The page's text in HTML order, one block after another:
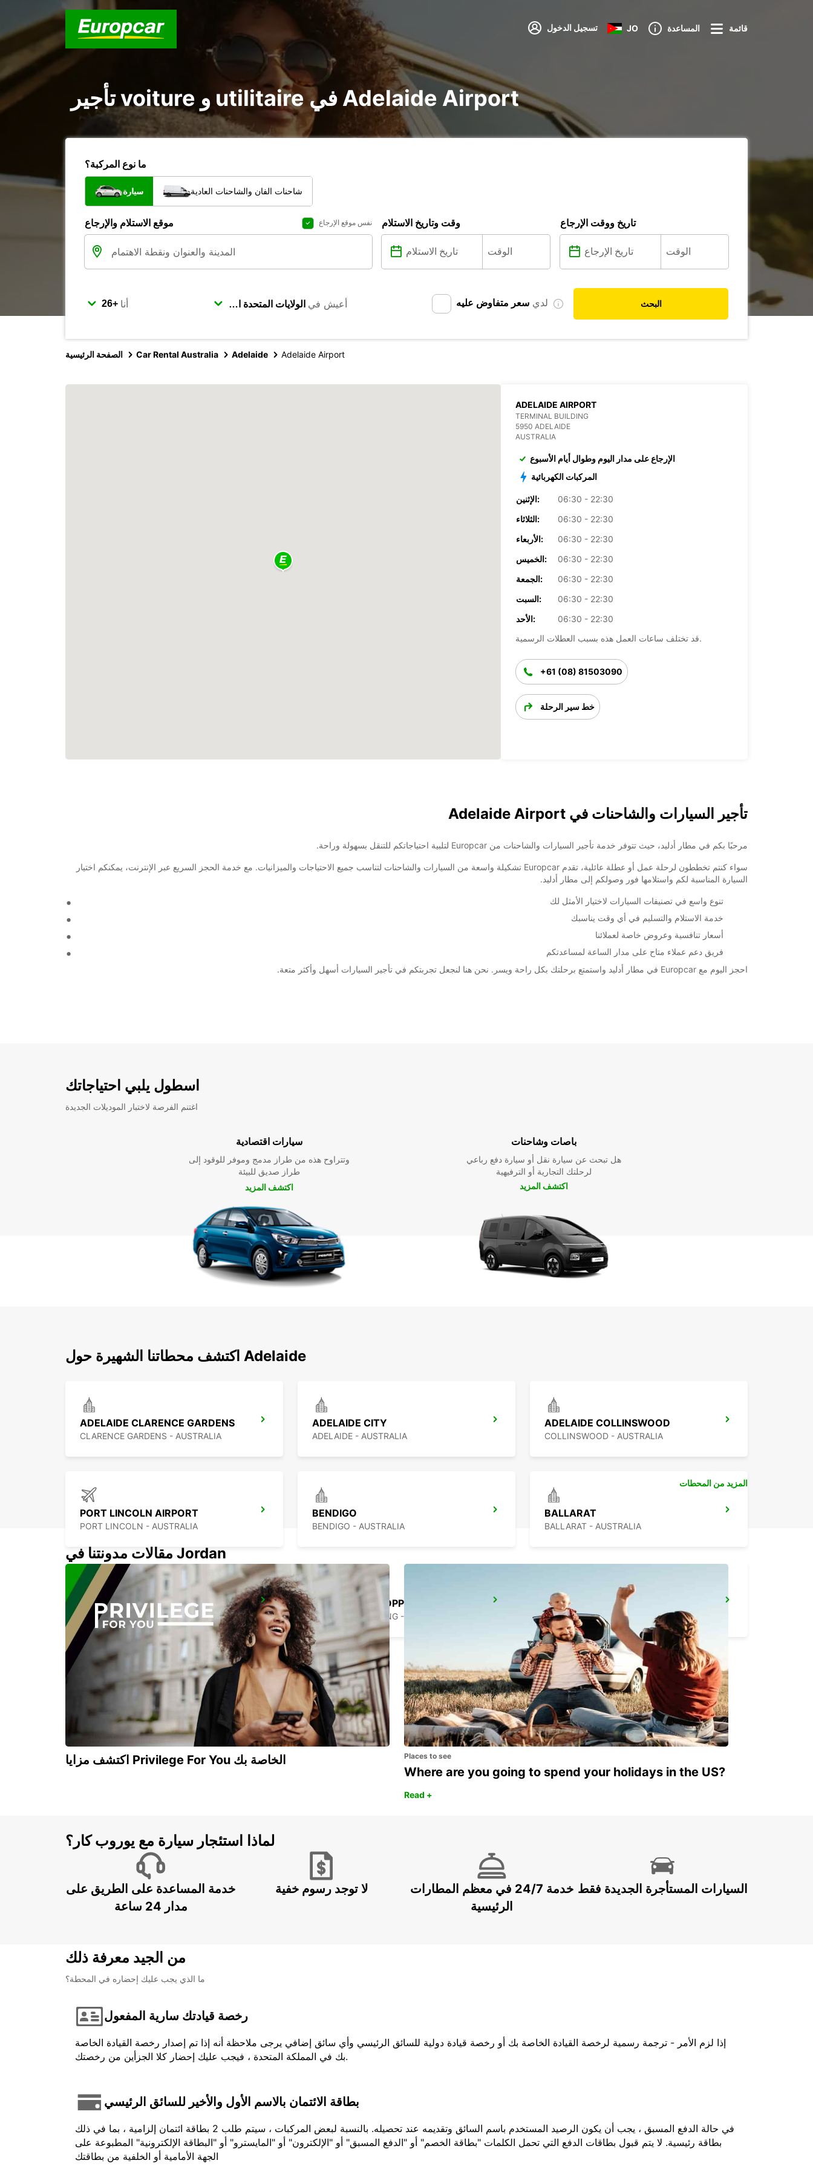
تسجيل الدخول JO المساعدة قائمة
تأجير voiture و utilitaire في Adelaide Airport
ما نوع المركبة؟
سيارة شاحنات الفان والشاحنات العادية
موقع الاستلام والإرجاع نفس موقع الإرجاع وقت وتاريخ الاستلام تاريخ ووقت الإرجاع
أنا أعيش في لدي سعر متفاوض عليه البحث
الصفحة الرئيسية Car Rental Australia Adelaide Adelaide Airport
ADELAIDE AIRPORT
TERMINAL BUILDING
5950 ADELAIDE
AUSTRALIA
الإرجاع على مدار اليوم وطوال أيام الأسبوع
المركبات الكهربائية
الإثنين:
06:30 - 22:30
الثلاثاء:
06:30 - 22:30
الأربعاء:
06:30 - 22:30
الخميس:
06:30 - 22:30
الجمعة:
06:30 - 22:30
السبت:
06:30 - 22:30
الأحد:
06:30 - 22:30
قد تختلف ساعات العمل هذه بسبب العطلات الرسمية.
+61 (08) 81503090
خط سير الرحلة
تأجير السيارات والشاحنات في Adelaide Airport
مرحبًا بكم في مطار أدليد، حيث تتوفر خدمة تأجير السيارات والشاحنات من Europcar لتلبية احتياجاتكم للتنقل بسهولة وراحة.
سواء كنتم تخططون لرحلة عمل أو عطلة عائلية، تقدم Europcar تشكيلة واسعة من السيارات والشاحنات لتناسب جميع الاحتياجات والميزانيات. مع خدمة الحجز السريع عبر الإنترنت، يمكنكم اختيار
السيارة المناسبة لكم واستلامها فور وصولكم إلى مطار أدليد.
تنوع واسع في تصنيفات السيارات لاختيار الأمثل لك
خدمة الاستلام والتسليم في أي وقت يناسبك
أسعار تنافسية وعروض خاصة لعملائنا
فريق دعم عملاء متاح على مدار الساعة لمساعدتكم
احجز اليوم مع Europcar في مطار أدليد واستمتع برحلتك بكل راحة ويسر. نحن هنا لنجعل تجربتكم في تأجير السيارات أسهل وأكثر متعة.
اسطول يلبي احتياجاتك
اغتنم الفرصة لاختبار الموديلات الجديدة
سيارات اقتصادية
وتتراوح هذه من طراز مدمج وموفر للوقود إلى
طراز صديق للبيئة
اكتشف المزيد
باصات وشاحنات
هل تبحث عن سيارة نقل أو سيارة دفع رباعي
لرحلتك التجارية أو الترفيهية
اكتشف المزيد
اكتشف محطاتنا الشهيرة حول Adelaide
ADELAIDE CLARENCE GARDENS
CLARENCE GARDENS - AUSTRALIA
ADELAIDE CITY
ADELAIDE - AUSTRALIA
ADELAIDE COLLINSWOOD
COLLINSWOOD - AUSTRALIA
PORT LINCOLN AIRPORT
PORT LINCOLN - AUSTRALIA
BENDIGO
BENDIGO - AUSTRALIA
BALLARAT
BALLARAT - AUSTRALIA
GEELONG
GEELONG - AUSTRALIA HOPPERS CROSSING - AUSTRALIA MELBOURNE - AUSTRALIA
المزيد من المحطات
مقالات مدونتنا في Jordan
اكتشف مزايا Privilege For You الخاصة بك Places to see
Where are you going to spend your holidays in the US?
Read +
لماذا استئجار سيارة مع يوروب كار؟
خدمة المساعدة على الطريق على
مدار 24 ساعة
لا توجد رسوم خفية
خدمة 24/7 في معظم المطارات
الرئيسية
السيارات المستأجرة الجديدة فقط
من الجيد معرفة ذلك
ما الذي يجب عليك إحضاره في المحطة؟
رخصة قيادتك سارية المفعول
إذا لزم الأمر - ترجمة رسمية لرخصة القيادة الخاصة بك أو رخصة قيادة دولية للسائق الرئيسي وأي سائق إضافي يرجى ملاحظة أنه إذا تم إصدار رخصة القيادة الخاصة
بك في المملكة المتحدة ، فيجب عليك إحضار كلا الجزأين من رخصتك.
بطاقة الائتمان بالاسم الأول والأخير للسائق الرئيسي
في حالة الدفع المسبق ، يجب أن يكون الرصيد المستخدم باسم السائق وتقديمه عند تحصيله. بالنسبة لبعض المركبات ، سيتم طلب 2 بطاقة ائتمان إلزامية ، بما في ذلك
بطاقة رئيسية. لا يتم قبول بطاقات الدفع التي تحمل الكلمات "بطاقة الخصم" أو "الدفع المسبق" أو "الإلكترون" أو "المايسترو" أو "البطاقة الإلكترونية" المطبوعة على
الجهة الأمامية أو الخلفية من بطاقتك